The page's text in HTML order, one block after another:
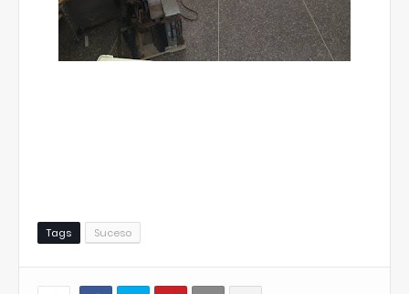
Tags Suceso